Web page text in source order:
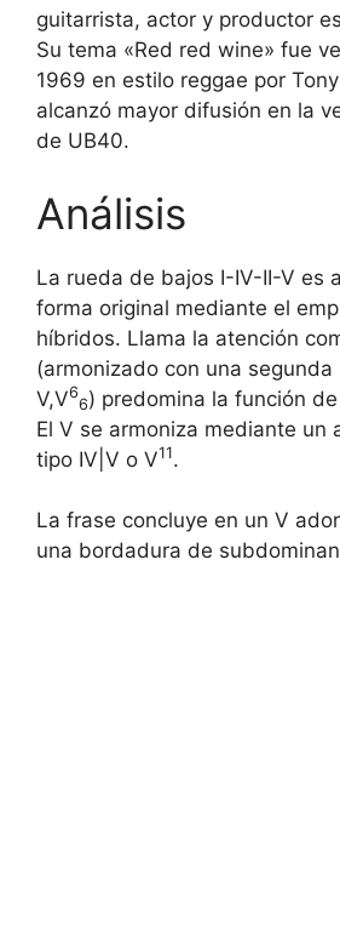
guitarrista, actor y productor
Su tema «Red red wine» fue
1969 en estilo reggae por
alcanzó mayor difusión en la
de UB40.
Análisis
La rueda de bajos I-IV-II-V es
forma original mediante el
híbridos. Llama la atención
(armonizado con una segunda
V,V6
6) predomina la función
El V se armoniza mediante un
tipo IV|V o V11.
La frase concluye en un V
una bordadura de